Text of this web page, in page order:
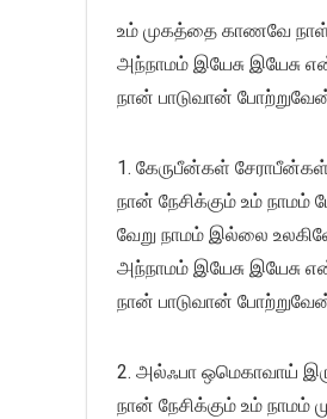
உம் முகத்தை காணவே
அந்நாமம் இயேசு இயேசு
நான் பாடுவான்
1. கேருபீன்கள்
நான் நேசிக்கும் உம் நாமம்
வேறு நாமம் இல்லை
அந்நாமம் இயேசு இயேசு
நான் பாடுவான்
2. அல்ஃபா ஒமெகாவாய்
நான் நேசிக்கும் உம் நாமம்